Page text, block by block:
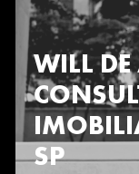
WILL
SP